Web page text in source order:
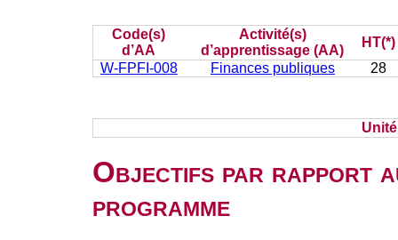
Code(s)
d’AA
Activité(s)
d’apprentissage (AA)
HT(*)
W-FPFI-008
Finances publiques 28
Objectifs par rapport
programme